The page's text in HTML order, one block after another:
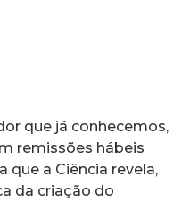
que já conhecemos,
remissões hábeis
que a Ciência revela,
da criação do